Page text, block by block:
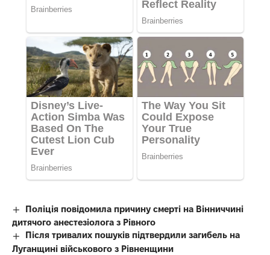
Поліція повідомила причину смерті на Вінниччині
дитячого анестезіолога з Рівного
Після тривалих пошуків підтвердили загибель на
Луганщині військового з Рівненщини